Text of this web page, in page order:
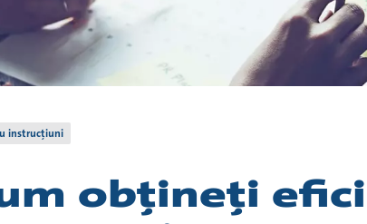
instrucțiuni
obțineți